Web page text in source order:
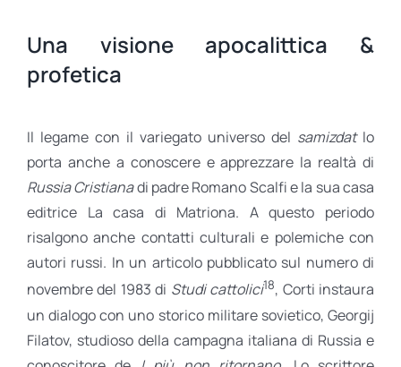
Una visione apocalittica &
profetica
Il legame con il variegato universo del samizdatlo
porta anche a conoscere e apprezzare la realtà di
Russia Cristianadi padre Romano Scalfi e la sua casa
editrice La casa di Matriona. A questo periodo
risalgono anche contatti culturali e polemiche con
autori russi. In un articolo pubblicato sul numero di
novembre del 1983 di Studi cattolici18, Corti instaura
un dialogo con uno storico militare sovietico, Georgij
Filatov, studioso della campagna italiana di Russia e